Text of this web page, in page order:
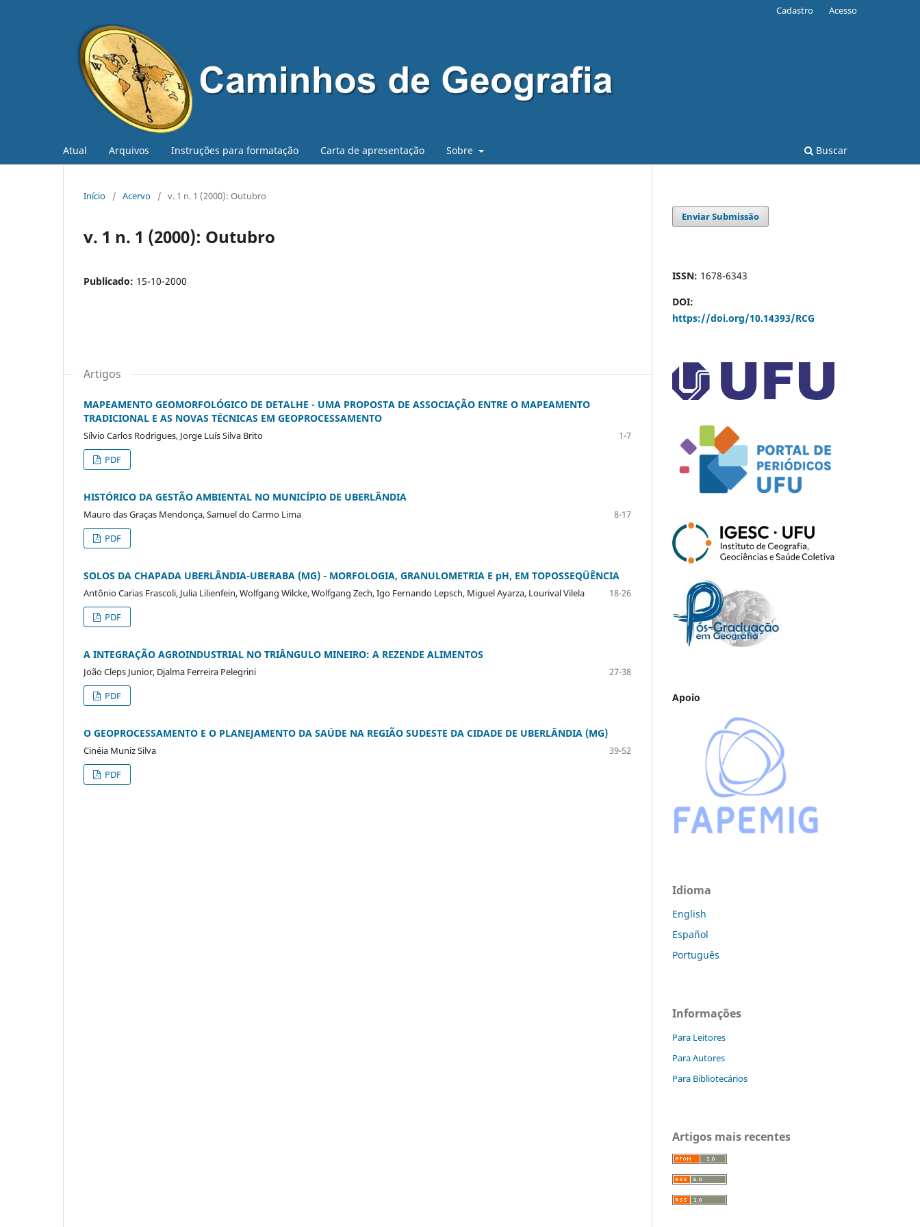
Atual Arquivos Instruções para formatação Carta de apresentação Sobre Buscar
Cadastro Acesso
Início / Acervo / v. 1 n. 1 (2000): Outubro
v. 1 n. 1 (2000): Outubro
Publicado: 15-10-2000
Artigos
MAPEAMENTO GEOMORFOLÓGICO DE DETALHE - UMA PROPOSTA DE ASSOCIAÇÃO ENTRE O MAPEAMENTO
TRADICIONAL E AS NOVAS TÉCNICAS EM GEOPROCESSAMENTO
Sílvio Carlos Rodrigues, Jorge Luís Silva Brito
1-7
PDF
HISTÓRICO DA GESTÃO AMBIENTAL NO MUNICÍPIO DE UBERLÂNDIA
Mauro das Graças Mendonça, Samuel do Carmo Lima
8-17
PDF
SOLOS DA CHAPADA UBERLÂNDIA-UBERABA (MG) - MORFOLOGIA, GRANULOMETRIA E pH, EM TOPOSSEQÜÊNCIA
Antônio Carias Frascoli, Julia Lilienfein, Wolfgang Wilcke, Wolfgang Zech, Igo Fernando Lepsch, Miguel Ayarza, Lourival Vilela
18-26
PDF
A INTEGRAÇÃO AGROINDUSTRIAL NO TRIÂNGULO MINEIRO: A REZENDE ALIMENTOS
João Cleps Junior, Djalma Ferreira Pelegrini
27-38
PDF
O GEOPROCESSAMENTO E O PLANEJAMENTO DA SAÚDE NA REGIÃO SUDESTE DA CIDADE DE UBERLÂNDIA (MG)
Cinéia Muniz Silva
39-52
PDF
Enviar Submissão
ISSN: 1678-6343
DOI:
https://doi.org/10.14393/RCG
Apoio
Idioma
English
Español
Português
Informações
Para Leitores
Para Autores
Para Bibliotecários
Artigos mais recentes